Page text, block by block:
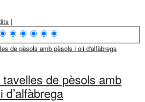
|
de pèsols amb
d’alfàbrega